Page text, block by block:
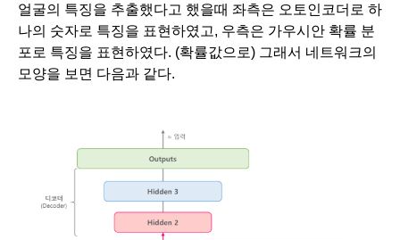
얼굴의 특징을 추출했다고 했을때 좌측은 오토인코더로 하
나의 숫자로 특징을 표현하였고, 우측은 가우시안 확률 분
포로 특징을 표현하였다. (확률값으로) 그래서 네트워크의
모양을 보면 다음과 같다.